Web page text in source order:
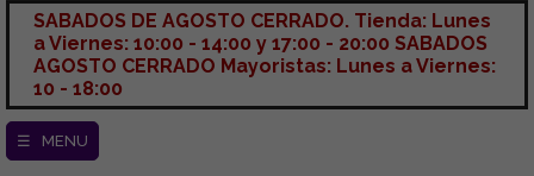
SABADOS DE AGOSTO CERRADO. Tienda: Lunes
a Viernes: 10:00 - 14:00 y 17:00 - 20:00 SABADOS
AGOSTO CERRADO Mayoristas: Lunes a Viernes:
10 - 18:00
☰ MENU